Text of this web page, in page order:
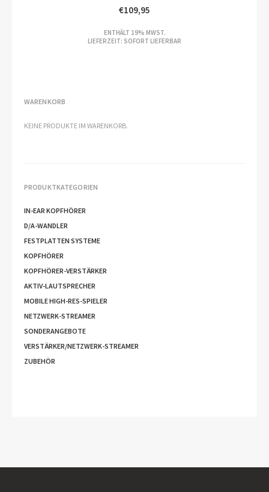
€109,95
ENTHÄLT 19% MWST.
LIEFERZEIT: SOFORT LIEFERBAR
WARENKORB
KEINE PRODUKTE IM WARENKORB.
PRODUKTKATEGORIEN
IN-EAR KOPFHÖRER
D/A-WANDLER
FESTPLATTEN SYSTEME
KOPFHÖRER
KOPFHÖRER-VERSTÄRKER
AKTIV-LAUTSPRECHER
MOBILE HIGH-RES-SPIELER
NETZWERK-STREAMER
SONDERANGEBOTE
VERSTÄRKER/NETZWERK-STREAMER
ZUBEHÖR